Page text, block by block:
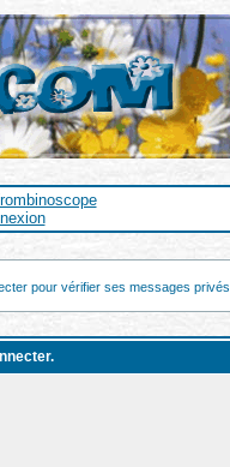
pour vérifier ses messages privés